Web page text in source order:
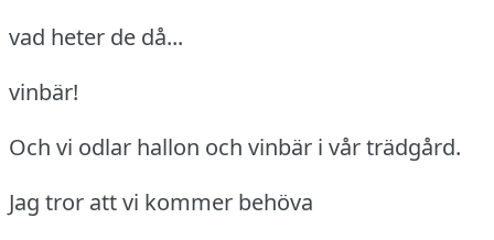
vad heter de då...
vinbär!
Och vi odlar hallon och vinbär i vår trädgård.
Jag tror att vi kommer behöva